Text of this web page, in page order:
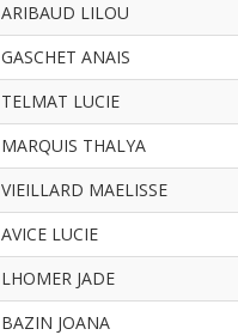
ARIBAUD LILOU
GASCHET ANAIS
TELMAT LUCIE
MARQUIS THALYA
VIEILLARD MAELISSE
AVICE LUCIE
LHOMER JADE
BAZIN JOANA